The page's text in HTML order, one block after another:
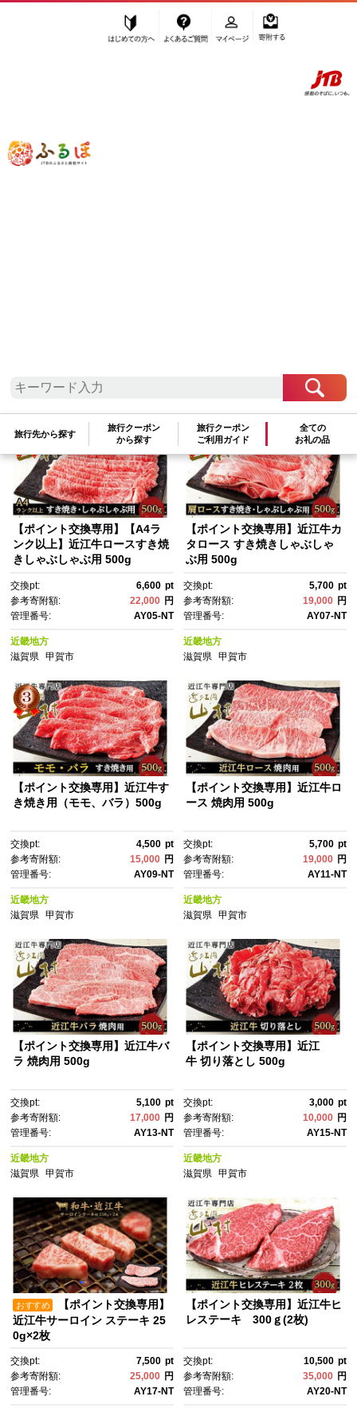
ふるぽ JTBのふるさと納税サイト
旅行先から探す
旅行クーポン
から探す
旅行クーポン
ご利用ガイド
全ての
お礼の品
「ふるさと納税」TOP
参考寄附額順
【ポイント交換専用】【A4ラ
ンク以上】近江牛ロースすき焼
きしゃぶしゃぶ用 500g
交換pt: 6,600 pt
参考寄附額:
22,000 円
管理番号:
AY05-NT
近畿地方
滋賀県
甲賀市
【ポイント交換専用】近江牛カ
タロース すき焼きしゃぶしゃ
ぶ用 500g
交換pt: 5,700 pt
参考寄附額:
19,000 円
管理番号:
AY07-NT
近畿地方
滋賀県 甲賀市
【ポイント交換専用】近江牛す
き焼き用（モモ、バラ）500g
交換pt: 4,500 pt
参考寄附額:
15,000 円
管理番号:
AY09-NT
近畿地方
滋賀県
甲賀市
【ポイント交換専用】近江牛ロ
ース 焼肉用 500g
交換pt: 5,700 pt
参考寄附額:
19,000 円
管理番号:
AY11-NT
近畿地方
滋賀県 甲賀市
【ポイント交換専用】近江牛バ
ラ 焼肉用 500g
交換pt: 5,100 pt
参考寄附額:
17,000 円
管理番号:
AY13-NT
近畿地方
滋賀県
甲賀市
【ポイント交換専用】近江
牛 切り落とし 500g
交換pt: 3,000 pt
参考寄附額:
10,000 円
管理番号:
AY15-NT
近畿地方
滋賀県 甲賀市
おすすめ
【ポイント交換専用】
近江牛サーロイン ステーキ 25
0g×2枚
交換pt: 7,500 pt
参考寄附額:
25,000 円
管理番号:
AY17-NT
【ポイント交換専用】近江牛ヒ
レステーキ 300ｇ(2枚)
交換pt: 10,500 pt
参考寄附額:
35,000 円
管理番号:
AY20-NT